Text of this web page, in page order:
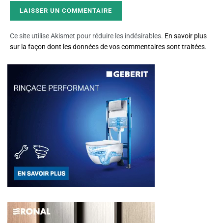
Ce site utilise Akismet pour réduire les indésirables. En savoir plus
sur la façon dont les données de vos commentaires sont traitées.